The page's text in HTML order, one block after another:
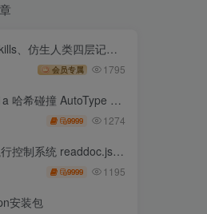
仿生人类四层记忆系统
会员专属 1795
AutoType 绕过远程代码执行
9999 1274
统 readdoc.jsp存在任意文件读取
9999 1195
安装包